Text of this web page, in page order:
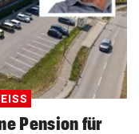
Pension für